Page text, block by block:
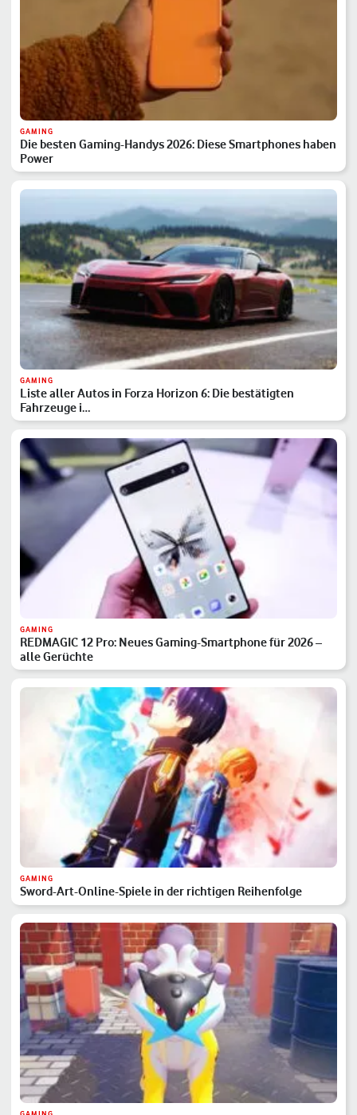
GAMING
Die besten Gaming-Handys 2026: Diese Smartphones haben
Power
GAMING
Liste aller Autos in Forza Horizon 6: Die bestätigten
Fahrzeuge i…
GAMING
REDMAGIC 12 Pro: Neues Gaming-Smartphone für 2026 –
alle Gerüchte
GAMING
Sword-Art-Online-Spiele in der richtigen Reihenfolge